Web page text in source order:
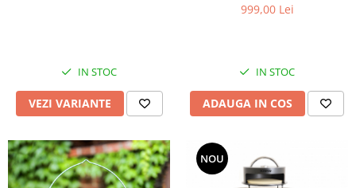
IN STOC
VEZI VARIANTE
999,00 Lei
IN STOC
ADAUGA IN COS
NOU